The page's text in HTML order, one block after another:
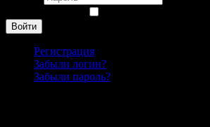
Войти
Регистрация
Забыли логин?
Забыли пароль?